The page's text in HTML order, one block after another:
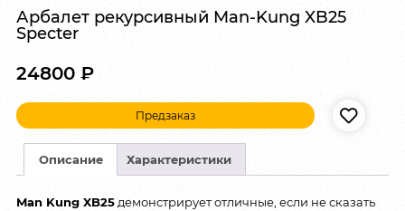
Арбалет рекурсивный Man-Kung XB25
Specter
24800 ₽
Предзаказ
Описание Характеристики
Man Kung XB25 демонстрирует отличные, если не сказать